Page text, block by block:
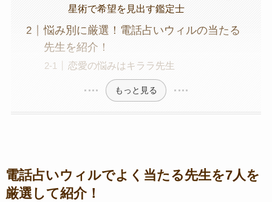
星術で希望を見出す鑑定士
悩み別に厳選！電話占いウィルの当たる
先生を紹介！
恋愛の悩みはキララ先生
もっと見る
電話占いウィルでよく当たる先生を7人を
厳選して紹介！